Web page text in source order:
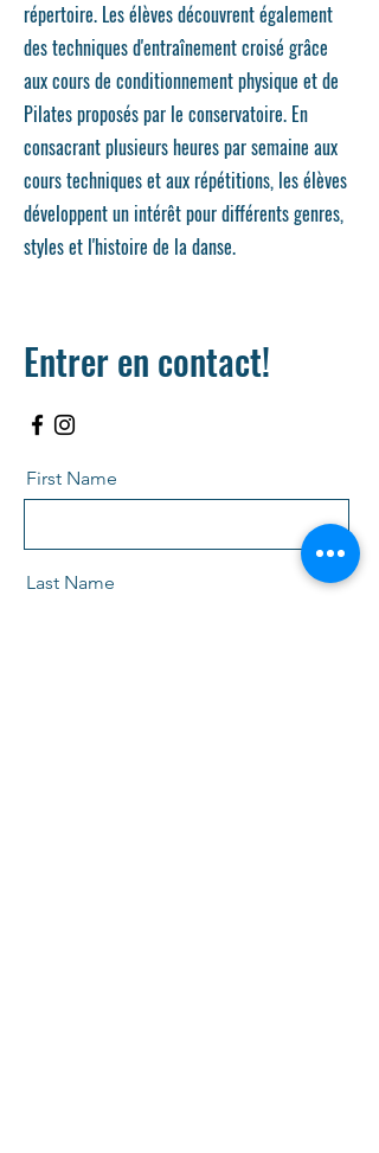
répertoire. Les élèves découvrent également
des techniques d'entraînement croisé grâce
aux cours de conditionnement physique et de
Pilates proposés par le conservatoire. En
consacrant plusieurs heures par semaine aux
cours techniques et aux répétitions, les élèves
développent un intérêt pour différents genres,
styles et l'histoire de la danse.
Entrer en contact!
First Name
Last Name